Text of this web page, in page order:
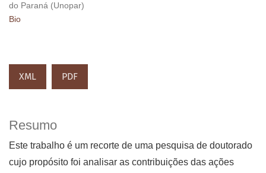
do Paraná (Unopar)
Bio
XML PDF
Resumo
Este trabalho é um recorte de uma pesquisa de doutorado
cujo propósito foi analisar as contribuições das ações